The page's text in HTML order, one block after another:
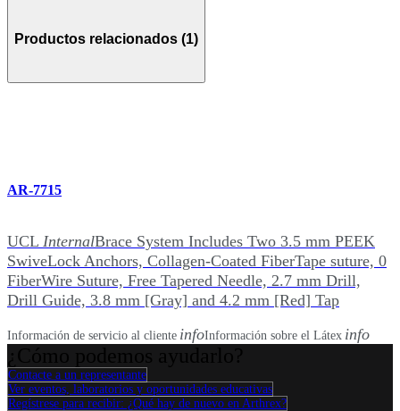
Productos relacionados (1)
AR-7715
UCL InternalBrace System Includes Two 3.5 mm PEEK
SwiveLock Anchors, Collagen-Coated FiberTape suture, 0
FiberWire Suture, Free Tapered Needle, 2.7 mm Drill,
Drill Guide, 3.8 mm [Gray] and 4.2 mm [Red] Tap
Información de servicio al cliente infoInformación sobre el Látex info
Contacte a un representante
Ver eventos, laboratorios y oportunidades educativas
Regístrese para recibir: ¿Qué hay de nuevo en Arthrex?